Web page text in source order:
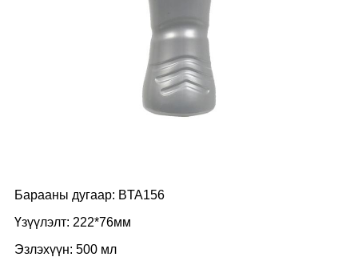
Барааны дугаар: BTA156
Үзүүлэлт: 222*76мм
Эзлэхүүн: 500 мл